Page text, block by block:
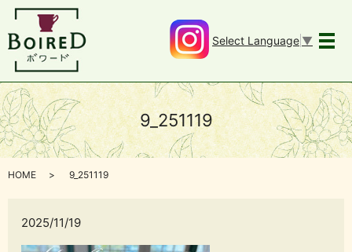
メ
Select Language ▼
9_251119
HOME 9_251119
2025/11/19